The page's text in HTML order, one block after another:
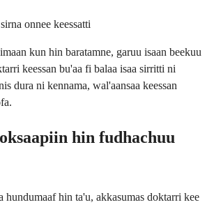
onnee keessatti
kun hin baratamne, garuu isaan beekuu
keessan bu'aa fi balaa isaa sirritti ni
dura ni kennama, wal'aansaa keessan
hin fudhachuu
hundumaaf hin ta'u, akkasumas doktarri kee